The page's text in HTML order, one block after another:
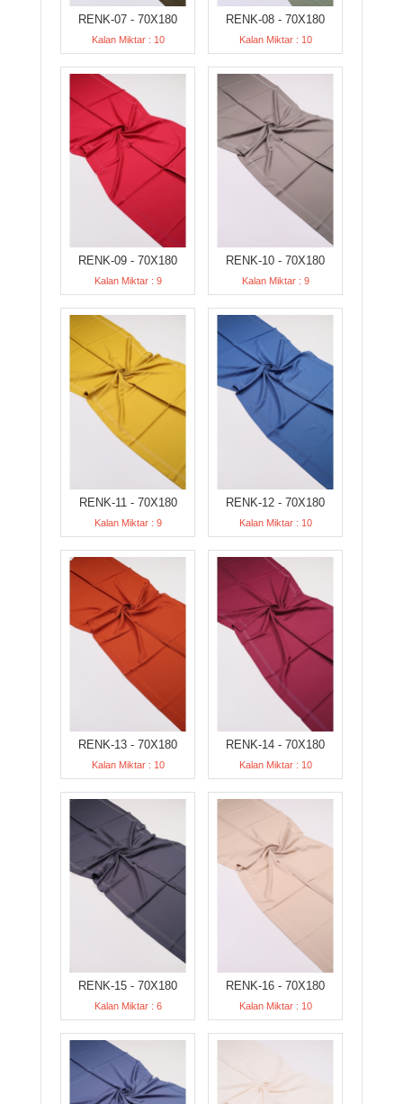
RENK-07 - 70X180
Kalan Miktar : 10
RENK-08 - 70X180
Kalan Miktar : 10
RENK-09 - 70X180
Kalan Miktar : 9
RENK-10 - 70X180
Kalan Miktar : 9
RENK-11 - 70X180
Kalan Miktar : 9
RENK-12 - 70X180
Kalan Miktar : 10
RENK-13 - 70X180
Kalan Miktar : 10
RENK-14 - 70X180
Kalan Miktar : 10
RENK-15 - 70X180
Kalan Miktar : 6
RENK-16 - 70X180
Kalan Miktar : 10